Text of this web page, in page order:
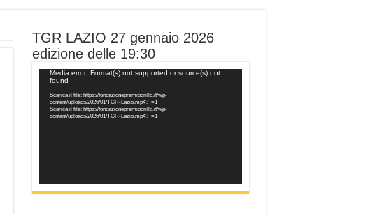
TGR LAZIO 27 gennaio 2026
edizione delle 19:30
Video
Player
Media error: Format(s) not supported or source(s) not
found
Scarica il file: https://fondazionepremiogrillo.it/wp-
content/uploads/2026/01/TGR-Lazio.mp4?_=1
Scarica il file: https://fondazionepremiogrillo.it/wp-
content/uploads/2026/01/TGR-Lazio.mp4?_=1